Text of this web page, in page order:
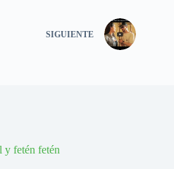
SIGUIENTE